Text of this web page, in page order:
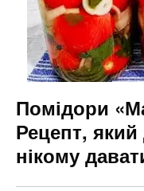
Помідори
Рецепт, який
нікому